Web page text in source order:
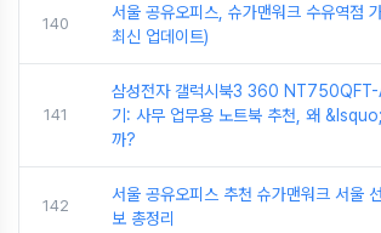
140
서울 공유오피스, 슈가맨워크 수유역점
최신 업데이트)
141
삼성전자 갤럭시북3 360 NT750QFT-
기: 사무 업무용 노트북 추천, 왜
까?
142
서울 공유오피스 추천 슈가맨워크 서울
보 총정리